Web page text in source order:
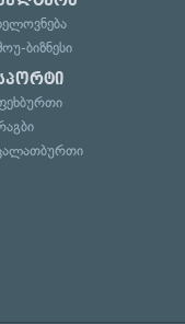
ბიზნესი